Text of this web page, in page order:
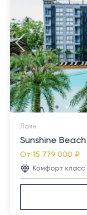
центров, таких
Таланге, также
меньшее время.
находится в 35
Лаян
Sunshine
От 15 779 000 ₽
Комфорт класс